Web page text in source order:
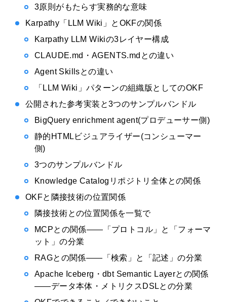
3原則がもたらす実務的な意味
Karpathy「LLM Wiki」とOKFの関係
Karpathy LLM Wikiの3レイヤー構成
CLAUDE.md・AGENTS.mdとの違い
Agent Skillsとの違い
「LLM Wiki」パターンの組織版としてのOKF
公開された参考実装と3つのサンプルバンドル
BigQuery enrichment agent(プロデューサー側)
静的HTMLビジュアライザー(コンシューマー
側)
3つのサンプルバンドル
Knowledge Catalogリポジトリ全体との関係
OKFと隣接技術の位置関係
隣接技術との位置関係を一覧で
MCPとの関係——「プロトコル」と「フォーマ
ット」の分業
RAGとの関係——「検索」と「記述」の分業
Apache Iceberg・dbt Semantic Layerとの関係
——データ本体・メトリクスDSLとの分業